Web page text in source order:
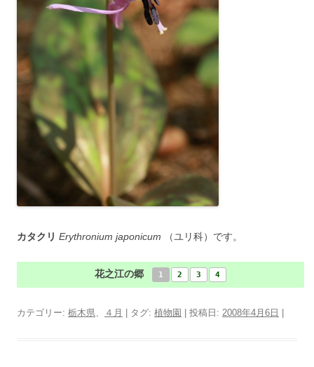
カタクリ Erythronium japonicum （ユリ科）です。
花之江の郷 1 2 3 4
カテゴリー: 栃木県、 ４月 | タグ: 植物園 | 投稿日: 2008年4月6日